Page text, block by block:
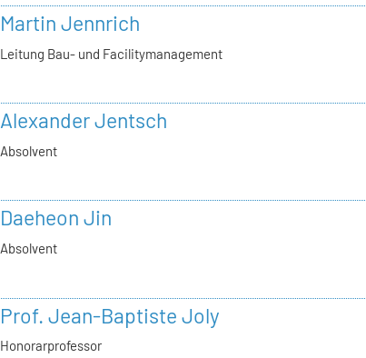
Martin Jennrich
Leitung Bau- und Facilitymanagement
Alexander Jentsch
Absolvent
Daeheon Jin
Absolvent
Prof. Jean-Baptiste Joly
Honorarprofessor